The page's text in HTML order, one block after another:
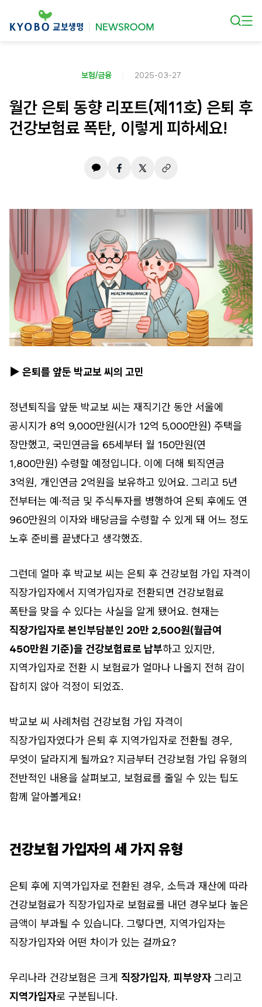
보험/금융 2025-03-27
월간 은퇴 동향 리포트(제11호) 은퇴 후
건강보험료 폭탄, 이렇게 피하세요!
▶ 은퇴를 앞둔 박교보 씨의 고민
정년퇴직을 앞둔 박교보 씨는 재직기간 동안 서울에
공시지가 8억 9,000만원(시가 12억 5,000만원) 주택을
장만했고, 국민연금을 65세부터 월 150만원(연
1,800만원) 수령할 예정입니다. 이에 더해 퇴직연금
3억원, 개인연금 2억원을 보유하고 있어요. 그리고 5년
전부터는 예·적금 및 주식투자를 병행하여 은퇴 후에도 연
960만원의 이자와 배당금을 수령할 수 있게 돼 어느 정도
노후 준비를 끝냈다고 생각했죠.
그런데 얼마 후 박교보 씨는 은퇴 후 건강보험 가입 자격이
직장가입자에서 지역가입자로 전환되면 건강보험료
폭탄을 맞을 수 있다는 사실을 알게 됐어요. 현재는
직장가입자로 본인부담분인 20만 2,500원(월급여
450만원 기준)을 건강보험료로 납부하고 있지만,
지역가입자로 전환 시 보험료가 얼마나 나올지 전혀 감이
잡히지 않아 걱정이 되었죠.
박교보 씨 사례처럼 건강보험 가입 자격이
직장가입자였다가 은퇴 후 지역가입자로 전환될 경우,
무엇이 달라지게 될까요? 지금부터 건강보험 가입 유형의
전반적인 내용을 살펴보고, 보험료를 줄일 수 있는 팁도
함께 알아볼게요!
건강보험 가입자의 세 가지 유형
은퇴 후에 지역가입자로 전환된 경우, 소득과 재산에 따라
건강보험료가 직장가입자로 보험료를 내던 경우보다 높은
금액이 부과될 수 있습니다. 그렇다면, 지역가입자는
직장가입자와 어떤 차이가 있는 걸까요?
우리나라 건강보험은 크게 직장가입자, 피부양자 그리고
지역가입자로 구분됩니다.